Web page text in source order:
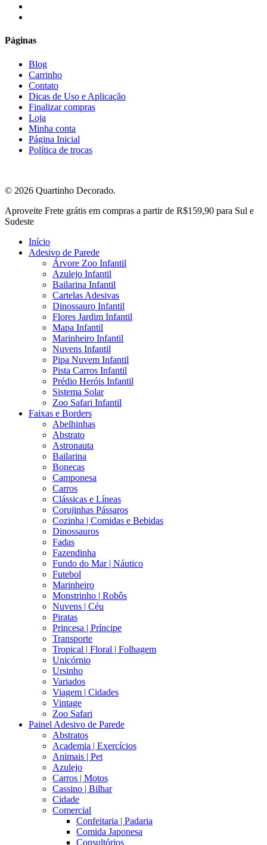
Páginas
Blog
Carrinho
Contato
Dicas de Uso e Aplicação
Finalizar compras
Loja
Minha conta
Página Inicial
Política de trocas
© 2026 Quartinho Decorado.
Close
Menu
Aproveite Frete grátis em compras a partir de R$159,90 para Sul e
Sudeste
Início
Adesivo de Parede
Árvore Zoo Infantil
Azulejo Infantil
Bailarina Infantil
Cartelas Adesivas
Dinossauro Infantil
Flores Jardim Infantil
Mapa Infantil
Marinheiro Infantil
Nuvens Infantil
Pipa Nuvem Infantil
Pista Carros Infantil
Prédio Heróis Infantil
Sistema Solar
Zoo Safari Infantil
Faixas e Borders
Abelhinhas
Abstrato
Astronauta
Bailarina
Bonecas
Camponesa
Carros
Clássicas e Líneas
Corujinhas Pássaros
Cozinha | Comidas e Bebidas
Dinossauros
Fadas
Fazendinha
Fundo do Mar | Náutico
Futebol
Marinheiro
Monstrinho | Robôs
Nuvens | Céu
Piratas
Princesa | Príncipe
Transporte
Tropical | Floral | Folhagem
Unicórnio
Ursinho
Variados
Viagem | Cidades
Vintage
Zoo Safari
Painel Adesivo de Parede
Abstratos
Academia | Exercícios
Animais | Pet
Azulejo
Carros | Motos
Cassino | Bilhar
Cidade
Comercial
Confeitaria | Padaria
Comida Japonesa
Consultórios